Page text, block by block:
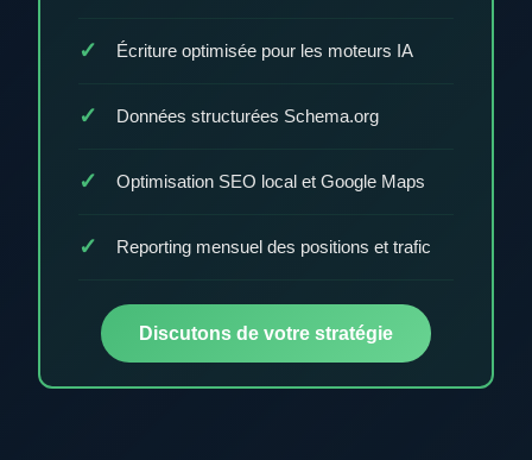
Écriture optimisée pour les moteurs IA
Données structurées Schema.org
Optimisation SEO local et Google Maps
Reporting mensuel des positions et trafic
Discutons de votre stratégie